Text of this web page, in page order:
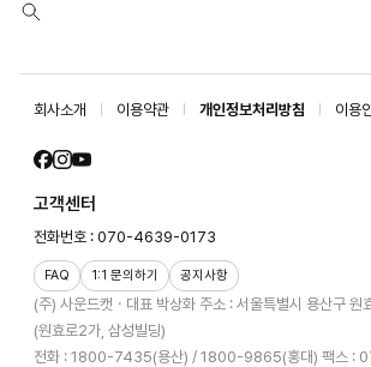
회사소개 이용약관 개인정보처리방침 이용
(주) 사운드캣ㆍ대표 박상화 주소 : 서울특별시 용산구
(원효로2가, 삼성빌딩)
전화 : 1800-7435(용산) / 1800-9865(홍대) 팩스 :
고객센터
전화번호 : 070-4639-0173
FAQ 1:1 문의하기 공지사항